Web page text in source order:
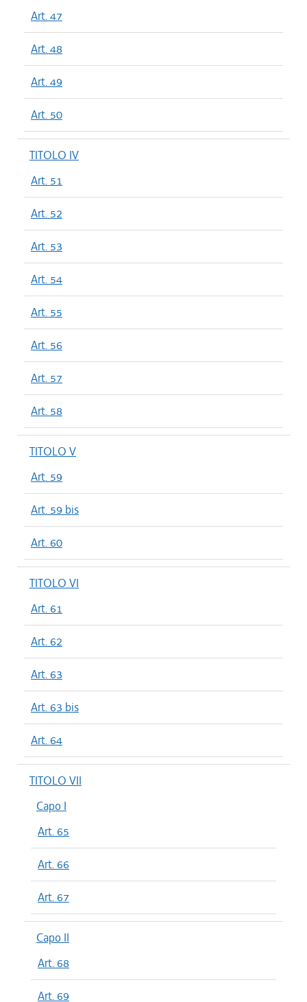
Art. 47
Art. 48
Art. 49
Art. 50
TITOLO IV
Art. 51
Art. 52
Art. 53
Art. 54
Art. 55
Art. 56
Art. 57
Art. 58
TITOLO V
Art. 59
Art. 59 bis
Art. 60
TITOLO VI
Art. 61
Art. 62
Art. 63
Art. 63 bis
Art. 64
TITOLO VII
Capo I
Art. 65
Art. 66
Art. 67
Capo II
Art. 68
Art. 69